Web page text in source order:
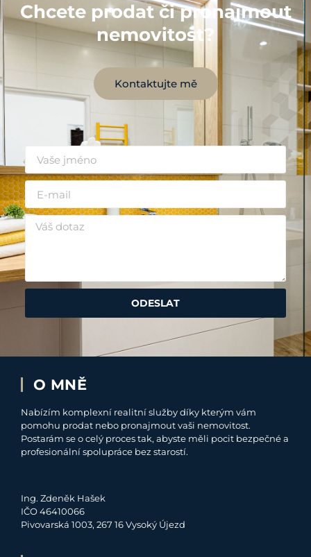
Chcete prodat či pronajmout
nemovitost?
Kontaktujte mě
ODESLAT
O MNĚ
Nabízím komplexní realitní služby díky kterým vám
pomohu prodat nebo pronajmout vaši nemovitost.
Postarám se o celý proces tak, abyste měli pocit bezpečné a
profesionální spolupráce bez starostí.
Ing. Zdeněk Hašek
IČO 46410066
Pivovarská 1003, 267 16 Vysoký Újezd